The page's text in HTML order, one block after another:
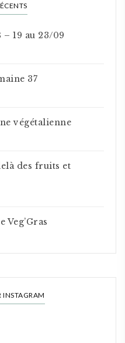
19 au 23/09
37
végétalienne
des fruits et
Veg’Gras
INSTAGRAM